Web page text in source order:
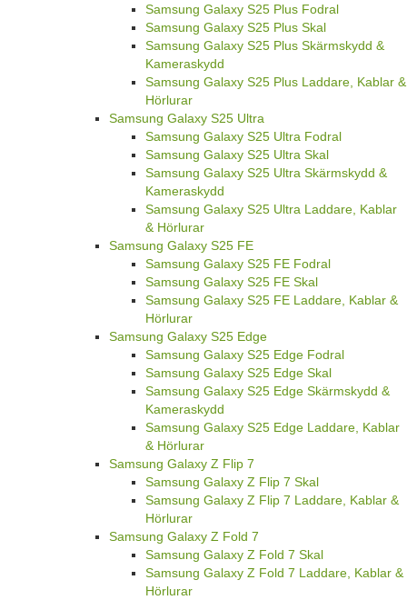
Samsung Galaxy S25 Plus Fodral
Samsung Galaxy S25 Plus Skal
Samsung Galaxy S25 Plus Skärmskydd &
Kameraskydd
Samsung Galaxy S25 Plus Laddare, Kablar &
Hörlurar
Samsung Galaxy S25 Ultra
Samsung Galaxy S25 Ultra Fodral
Samsung Galaxy S25 Ultra Skal
Samsung Galaxy S25 Ultra Skärmskydd &
Kameraskydd
Samsung Galaxy S25 Ultra Laddare, Kablar
& Hörlurar
Samsung Galaxy S25 FE
Samsung Galaxy S25 FE Fodral
Samsung Galaxy S25 FE Skal
Samsung Galaxy S25 FE Laddare, Kablar &
Hörlurar
Samsung Galaxy S25 Edge
Samsung Galaxy S25 Edge Fodral
Samsung Galaxy S25 Edge Skal
Samsung Galaxy S25 Edge Skärmskydd &
Kameraskydd
Samsung Galaxy S25 Edge Laddare, Kablar
& Hörlurar
Samsung Galaxy Z Flip 7
Samsung Galaxy Z Flip 7 Skal
Samsung Galaxy Z Flip 7 Laddare, Kablar &
Hörlurar
Samsung Galaxy Z Fold 7
Samsung Galaxy Z Fold 7 Skal
Samsung Galaxy Z Fold 7 Laddare, Kablar &
Hörlurar